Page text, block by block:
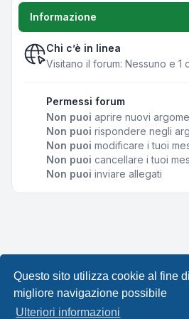
Questo sito utilizza cookie al fine
migliore navigazione possibile
Ulteriori informazioni
Informazione
Chi c’è in linea
Visitano il forum: Nessuno e 1
Permessi forum
Non puoi aprire nuovi
Non puoi rispondere negli
Non puoi modificare i tuoi
Non puoi cancellare i tuoi
Non puoi inviare allegati